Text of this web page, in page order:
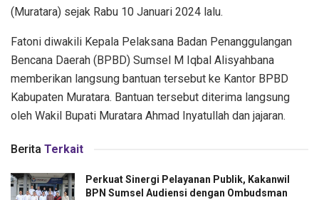
(Muratara) sejak Rabu 10 Januari 2024 lalu.
Fatoni diwakili Kepala Pelaksana Badan Penanggulangan
Bencana Daerah (BPBD) Sumsel M Iqbal Alisyahbana
memberikan langsung bantuan tersebut ke Kantor BPBD
Kabupaten Muratara. Bantuan tersebut diterima langsung
oleh Wakil Bupati Muratara Ahmad Inyatullah dan jajaran.
Berita Terkait
Perkuat Sinergi Pelayanan Publik, Kakanwil
BPN Sumsel Audiensi dengan Ombudsman